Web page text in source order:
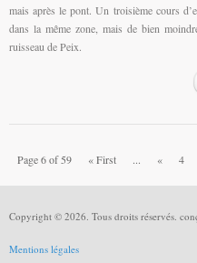
mais après le pont. Un troisième cours
dans la même zone, mais de bien
ruisseau de Peix.
Page 6 of 59 « First ... « 4
Copyright © 2026. Tous droits réservés.
Mentions légales